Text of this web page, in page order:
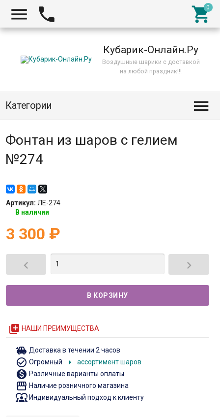
  
Кубарик-Онлайн.Ру
Воздушные шарики с доставкой
на любой праздник!!!
Категории 
Фонтан из шаров с гелием
№274
Артикул: ЛЕ-274
В наличии
3 300 ₽
 
queue НАШИ ПРЕИМУЩЕСТВА
toys Доставка в течении 2 часов
check_circle_outline Огромный arrow_right ассортимент шаров
monetization_on Различные варианты оплаты
storefront Наличие розничного магазина
diversity_1Индивидуальный подход к клиенту